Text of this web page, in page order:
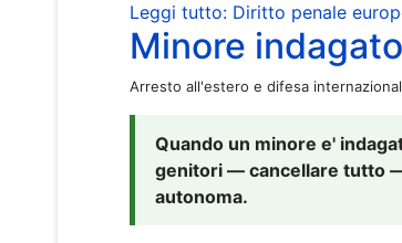
Leggi tutto: Diritto penale
Minore
Arresto all'estero e difesa
Quando un minore e'
genitori — cancellare tutto
autonoma.